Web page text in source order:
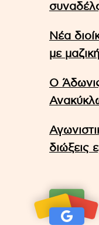
Νέα
με
Ο